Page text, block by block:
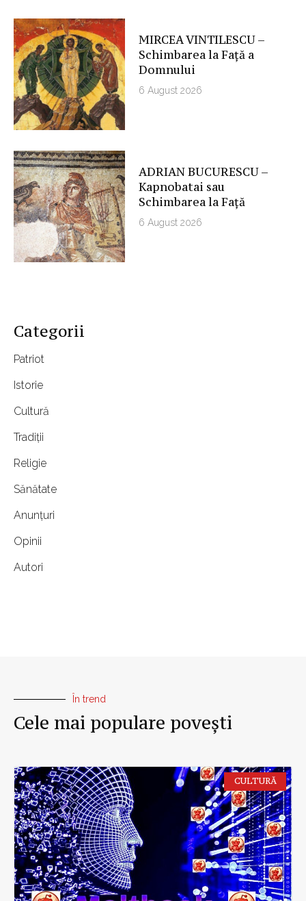
MIRCEA VINTILESCU –
Schimbarea la Față a
Domnului
6 August 2026
ADRIAN BUCURESCU –
Kapnobatai sau
Schimbarea la Față
6 August 2026
Categorii
Patriot
Istorie
Cultură
Tradiții
Religie
Sănătate
Anunțuri
Opinii
Autori
În trend
Cele mai populare povești
CULTURĂ